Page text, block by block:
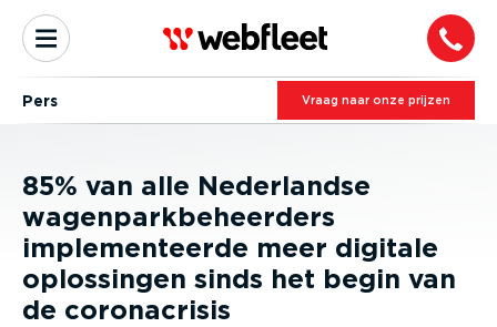
Pers Vraag naar onze prijzen
85% van alle Nederlandse
wagenparkbeheerders
implementeerde meer digitale
oplossingen sinds het begin van
de coronacrisis